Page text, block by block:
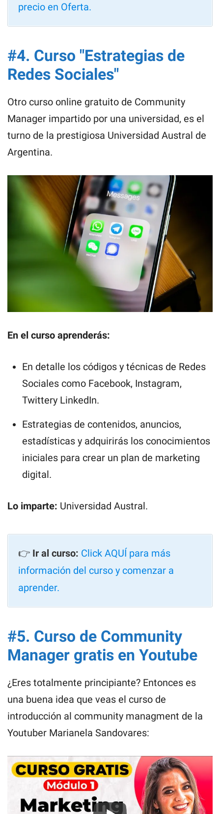
precio en Oferta.
#4. Curso "Estrategias de
Redes Sociales"
Otro curso online gratuito de Community
Manager impartido por una universidad, es el
turno de la prestigiosa Universidad Austral de
Argentina.
En el curso aprenderás:
En detalle los códigos y técnicas de Redes
Sociales como Facebook, Instagram,
Twittery LinkedIn.
Estrategias de contenidos, anuncios,
estadísticas y adquirirás los conocimientos
iniciales para crear un plan de marketing
digital.
Lo imparte: Universidad Austral.
👉 Ir al curso: Click AQUÍ para más
información del curso y comenzar a
aprender.
#5. Curso de Community
Manager gratis en Youtube
¿Eres totalmente principiante? Entonces es
una buena idea que veas el curso de
introducción al community managment de la
Youtuber Marianela Sandovares: